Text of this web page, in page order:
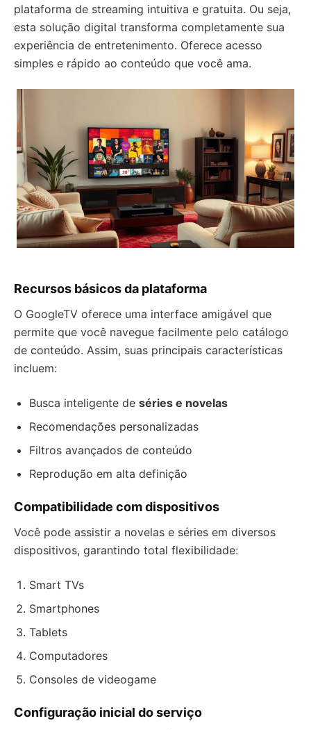
plataforma de streaming intuitiva e gratuita. Ou seja,
esta solução digital transforma completamente sua
experiência de entretenimento. Oferece acesso
simples e rápido ao conteúdo que você ama.
Recursos básicos da plataforma
O GoogleTV oferece uma interface amigável que
permite que você navegue facilmente pelo catálogo
de conteúdo. Assim, suas principais características
incluem:
Busca inteligente de séries e novelas
Recomendações personalizadas
Filtros avançados de conteúdo
Reprodução em alta definição
Compatibilidade com dispositivos
Você pode assistir a novelas e séries em diversos
dispositivos, garantindo total flexibilidade:
Smart TVs
Smartphones
Tablets
Computadores
Consoles de videogame
Configuração inicial do serviço